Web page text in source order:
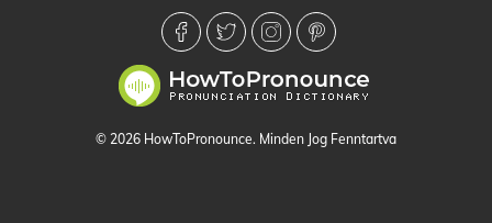
© 2026 HowToPronounce. Minden Jog Fenntartva